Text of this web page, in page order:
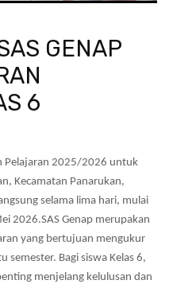
GENAP
6
Pelajaran 2025/2026 untuk
Kecamatan Panarukan,
selama lima hari, mulai
2026.SAS Genap merupakan
yang bertujuan mengukur
semester. Bagi siswa Kelas 6,
menjelang kelulusan dan